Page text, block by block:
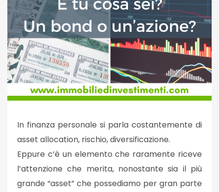
In finanza personale si parla costantemente di
asset allocation, rischio, diversificazione.
Eppure c’è un elemento che raramente riceve
l’attenzione che merita, nonostante sia il più
grande “asset” che possediamo per gran parte